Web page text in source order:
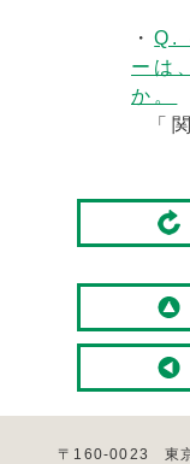
・Q.
ーは
か。
「
〒160-0023 東